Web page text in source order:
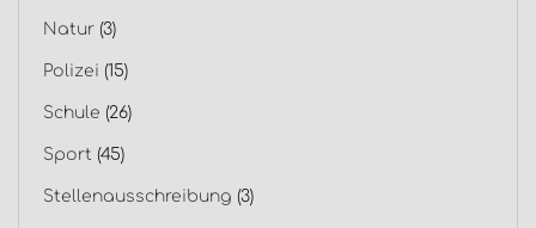
Natur (3)
Polizei (15)
Schule (26)
Sport (45)
Stellenausschreibung (3)